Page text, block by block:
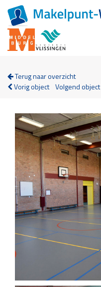
Terug naar overzicht
Vorig object Volgend object